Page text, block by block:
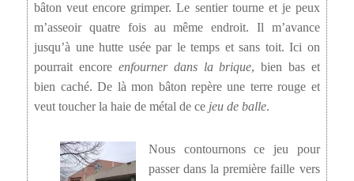
bâton veut encore grimper. Le sentier tourne et je peux
m’asseoir quatre fois au même endroit. Il m’avance
jusqu’à une hutte usée par le temps et sans toit. Ici on
pourrait encore enfourner dans la brique, bien bas et
bien caché. De là mon bâton repère une terre rouge et
veut toucher la haie de métal de ce jeu de balle.
Nous contournons ce jeu pour
passer dans la première faille vers